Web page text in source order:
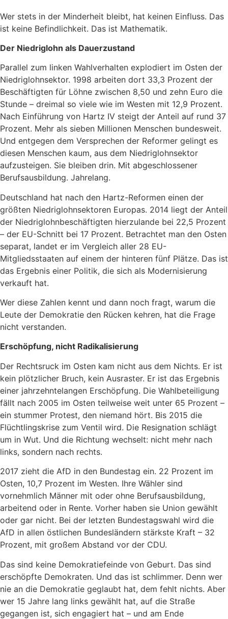
Wer stets in der Minderheit bleibt, hat keinen Einfluss. Das
ist keine Befindlichkeit. Das ist Mathematik.
Der Niedriglohn als Dauerzustand
Parallel zum linken Wahlverhalten explodiert im Osten der
Niedriglohnsektor. 1998 arbeiten dort 33,3 Prozent der
Beschäftigten für Löhne zwischen 8,50 und zehn Euro die
Stunde – dreimal so viele wie im Westen mit 12,9 Prozent.
Nach Einführung von Hartz IV steigt der Anteil auf rund 37
Prozent. Mehr als sieben Millionen Menschen bundesweit.
Und entgegen dem Versprechen der Reformer gelingt es
diesen Menschen kaum, aus dem Niedriglohnsektor
aufzusteigen. Sie bleiben drin. Mit abgeschlossener
Berufsausbildung. Jahrelang.
Deutschland hat nach den Hartz-Reformen einen der
größten Niedriglohnsektoren Europas. 2014 liegt der Anteil
der Niedriglohnbeschäftigten hierzulande bei 22,5 Prozent
– der EU-Schnitt bei 17 Prozent. Betrachtet man den Osten
separat, landet er im Vergleich aller 28 EU-
Mitgliedsstaaten auf einem der hinteren fünf Plätze. Das ist
das Ergebnis einer Politik, die sich als Modernisierung
verkauft hat.
Wer diese Zahlen kennt und dann noch fragt, warum die
Leute der Demokratie den Rücken kehren, hat die Frage
nicht verstanden.
Erschöpfung, nicht Radikalisierung
Der Rechtsruck im Osten kam nicht aus dem Nichts. Er ist
kein plötzlicher Bruch, kein Ausraster. Er ist das Ergebnis
einer jahrzehntelangen Erschöpfung. Die Wahlbeteiligung
fällt nach 2005 im Osten teilweise weit unter 65 Prozent –
ein stummer Protest, den niemand hört. Bis 2015 die
Flüchtlingskrise zum Ventil wird. Die Resignation schlägt
um in Wut. Und die Richtung wechselt: nicht mehr nach
links, sondern nach rechts.
2017 zieht die AfD in den Bundestag ein. 22 Prozent im
Osten, 10,7 Prozent im Westen. Ihre Wähler sind
vornehmlich Männer mit oder ohne Berufsausbildung,
arbeitend oder in Rente. Vorher haben sie Union gewählt
oder gar nicht. Bei der letzten Bundestagswahl wird die
AfD in allen östlichen Bundesländern stärkste Kraft – 32
Prozent, mit großem Abstand vor der CDU.
Das sind keine Demokratiefeinde von Geburt. Das sind
erschöpfte Demokraten. Und das ist schlimmer. Denn wer
nie an die Demokratie geglaubt hat, dem fehlt nichts. Aber
wer 15 Jahre lang links gewählt hat, auf die Straße
gegangen ist, sich engagiert hat – und am Ende